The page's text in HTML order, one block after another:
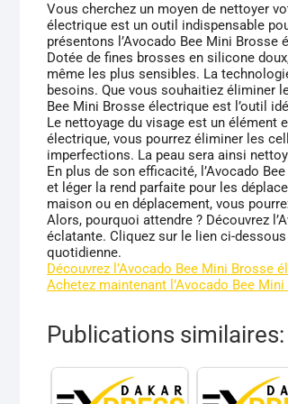
Vous cherchez un moyen de nettoyer
électrique est un outil indispensable
présentons l’Avocado Bee Mini
Dotée de fines brosses en silicone
même les plus sensibles. La
besoins. Que vous souhaitiez éliminer
Bee Mini Brosse électrique est l’outil
Le nettoyage du visage est un élément
électrique, vous pourrez éliminer les
imperfections. La peau sera ainsi
En plus de son efficacité, l’Avocado
et léger la rend parfaite pour les
maison ou en déplacement, vous
Alors, pourquoi attendre ? Découvrez
éclatante. Cliquez sur le lien ci-
quotidienne.
Découvrez l’Avocado Bee Mini Brosse
Achetez maintenant l’Avocado Bee
Publications similaires: